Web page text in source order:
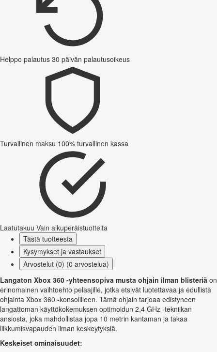
Helppo palautus 30 päivän palautusoikeus
Turvallinen maksu 100% turvallinen kassa
Laatutakuu Vain alkuperäistuotteita
Tästä tuotteesta
Kysymykset ja vastaukset
Arvostelut (0) (0 arvostelua)
Langaton Xbox 360 -yhteensopiva musta ohjain ilman blisteriä on
erinomainen vaihtoehto pelaajille, jotka etsivät luotettavaa ja edullista
ohjainta Xbox 360 -konsolilleen. Tämä ohjain tarjoaa edistyneen
langattoman käyttökokemuksen optimoidun 2,4 GHz -tekniikan
ansiosta, joka mahdollistaa jopa 10 metrin kantaman ja takaa
liikkumisvapauden ilman keskeytyksiä.
Keskeiset ominaisuudet: